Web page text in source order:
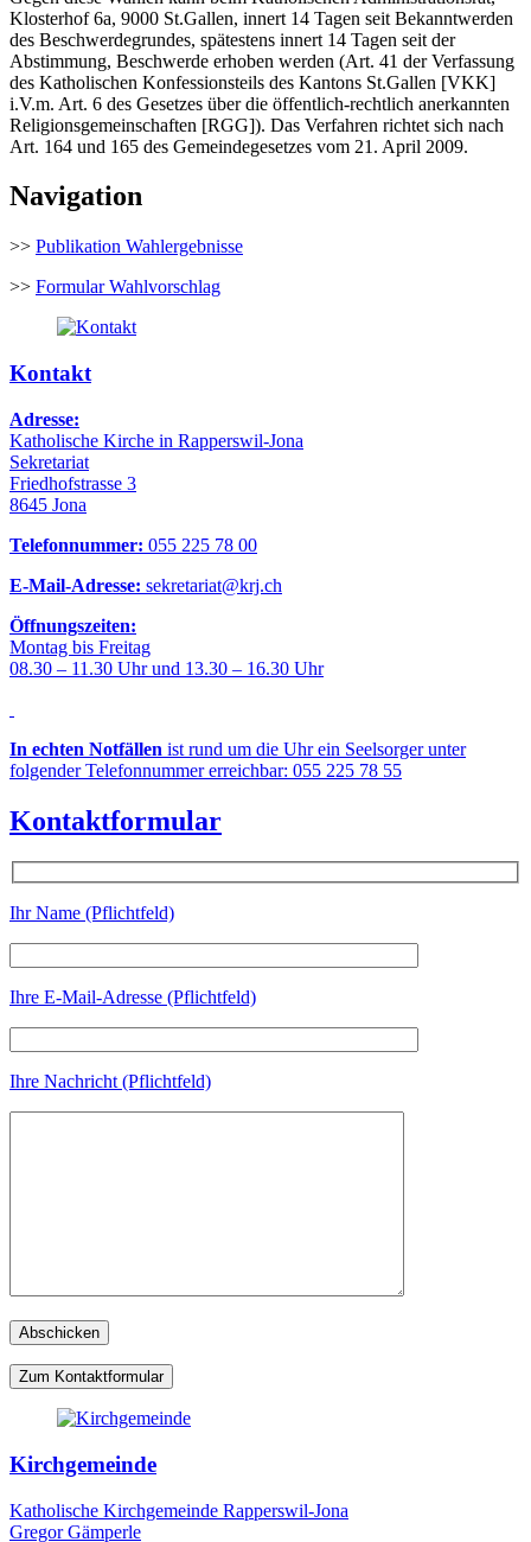
Klosterhof 6a, 9000 St.Gallen, innert 14 Tagen seit Bekanntwerden
des Beschwerdegrundes, spätestens innert 14 Tagen seit der
Abstimmung, Beschwerde erhoben werden (Art. 41 der Verfassung
des Katholischen Konfessionsteils des Kantons St.Gallen [VKK]
i.V.m. Art. 6 des Gesetzes über die öffentlich-rechtlich anerkannten
Religionsgemeinschaften [RGG]). Das Verfahren richtet sich nach
Art. 164 und 165 des Gemeindegesetzes vom 21. April 2009.
Navigation
>> Publikation Wahlergebnisse
>> Formular Wahlvorschlag
Kontakt
Adresse:
Katholische Kirche in Rapperswil-Jona
Sekretariat
Friedhofstrasse 3
8645 Jona
Telefonnummer: 055 225 78 00
E-Mail-Adresse: sekretariat@krj.ch
Öffnungszeiten:
Montag bis Freitag
08.30 – 11.30 Uhr und 13.30 – 16.30 Uhr
In echten Notfällen ist rund um die Uhr ein Seelsorger unter
folgender Telefonnummer erreichbar: 055 225 78 55
Kontaktformular
Ihr Name (Pflichtfeld)
Ihre E-Mail-Adresse (Pflichtfeld)
Ihre Nachricht (Pflichtfeld)
Zum Kontaktformular
Kirchgemeinde
Katholische Kirchgemeinde Rapperswil-Jona
Gregor Gämperle